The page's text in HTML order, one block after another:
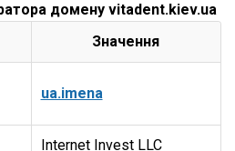
домену vitadent.kiev.ua
Значення
ua.imena
Internet Invest LLC